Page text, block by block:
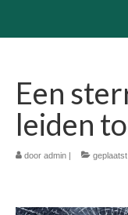
Een
leiden
door admin | geplaatst